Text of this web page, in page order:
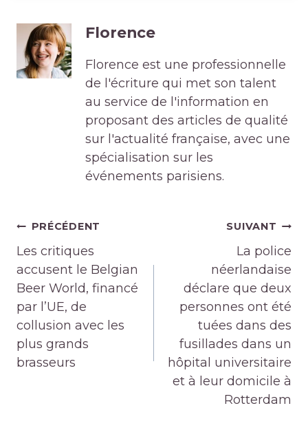
Florence
Florence est une professionnelle
de l'écriture qui met son talent
au service de l'information en
proposant des articles de qualité
sur l'actualité française, avec une
spécialisation sur les
événements parisiens.
Navigation
de
l’article
PRÉCÉDENT
Les critiques
accusent le Belgian
Beer World, financé
par l’UE, de
collusion avec les
plus grands
brasseurs
SUIVANT
La police
néerlandaise
déclare que deux
personnes ont été
tuées dans des
fusillades dans un
hôpital universitaire
et à leur domicile à
Rotterdam